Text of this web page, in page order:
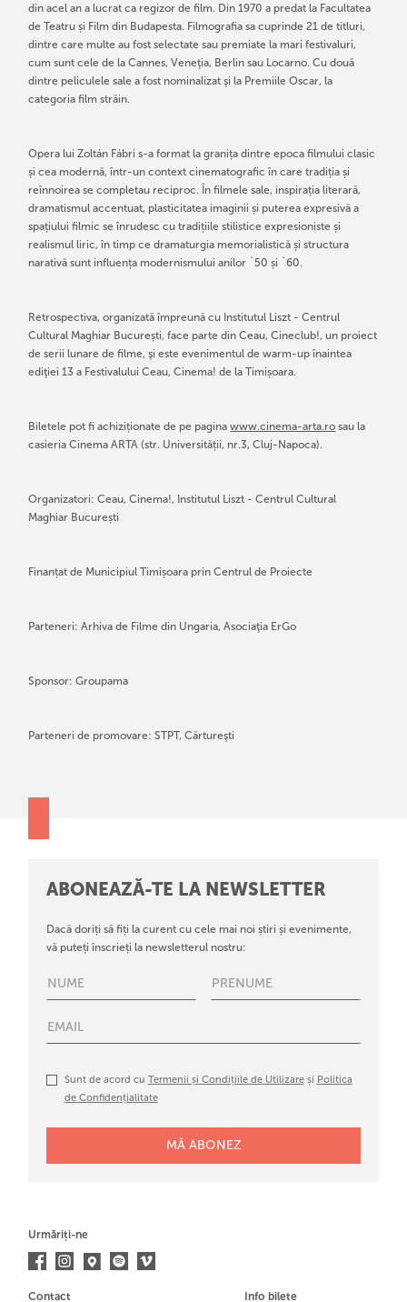
din acel an a lucrat ca regizor de film. Din 1970 a predat la Facultatea
de Teatru și Film din Budapesta. Filmografia sa cuprinde 21 de titluri,
dintre care multe au fost selectate sau premiate la mari festivaluri,
cum sunt cele de la Cannes, Veneţia, Berlin sau Locarno. Cu două
dintre peliculele sale a fost nominalizat şi la Premiile Oscar, la
categoria film străin.
Opera lui Zoltán Fábri s-a format la granița dintre epoca filmului clasic
și cea modernă, într-un context cinematografic în care tradiția și
reînnoirea se completau reciproc. În filmele sale, inspirația literară,
dramatismul accentuat, plasticitatea imaginii și puterea expresivă a
spațiului filmic se înrudesc cu tradițiile stilistice expresioniste și
realismul liric, în timp ce dramaturgia memorialistică și structura
narativă sunt influența modernismului anilor `50 și `60.
Retrospectiva, organizată împreună cu Institutul Liszt - Centrul
Cultural Maghiar București, face parte din Ceau, Cineclub!, un proiect
de serii lunare de filme, şi este evenimentul de warm-up înaintea
ediţiei 13 a Festivalului Ceau, Cinema! de la Timișoara.
Biletele pot fi achiziționate de pe paginawww.cinema-arta.ro sau la
casieria Cinema ARTA (str. Universității, nr.3, Cluj-Napoca).
Organizatori: Ceau, Cinema!, Institutul Liszt - Centrul Cultural
Maghiar București
Finanțat de Municipiul Timișoara prin Centrul de Proiecte
Parteneri: Arhiva de Filme din Ungaria, Asociaţia ErGo
Sponsor: Groupama
Parteneri de promovare: STPT, Cărtureşti
ABONEAZĂ-TE LA NEWSLETTER
Dacă doriți să fiți la curent cu cele mai noi știri și evenimente,
vă puteți înscrieți la newsletterul nostru:
Sunt de acord cu Termenii și Condițiile de Utilizareși Politica
de Confidențialitate
Urmăriți-ne
Contact Info bilete